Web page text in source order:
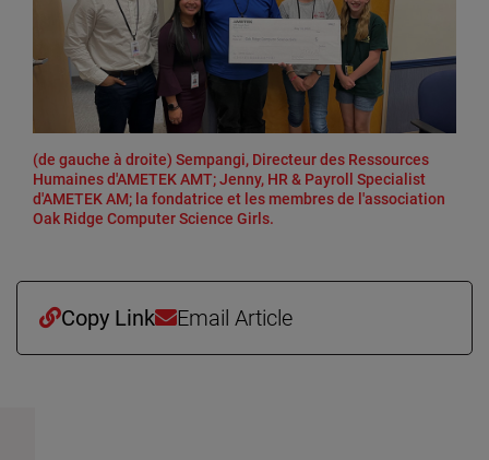
(de gauche à droite) Sempangi, Directeur des Ressources
Humaines d'AMETEK AMT; Jenny, HR & Payroll Specialist
d'AMETEK AM; la fondatrice et les membres de l'association
Oak Ridge Computer Science Girls.
Copy Link Email Article